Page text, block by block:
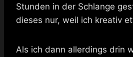
Stunden in der Schlange
dieses nur, weil ich kreativ
Als ich dann allerdings drin